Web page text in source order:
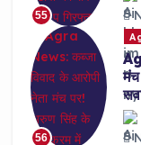
55
56